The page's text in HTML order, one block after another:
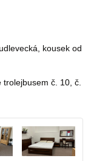
kousek od
č. 10, č.